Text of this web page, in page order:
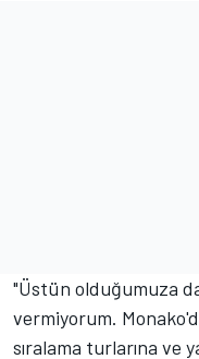
"Üstün olduğumuza
vermiyorum.
sıralama turlarına ve